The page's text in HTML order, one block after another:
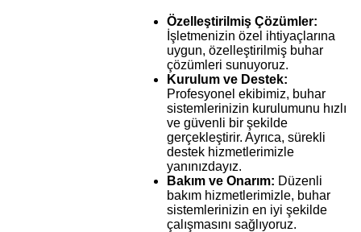
Özelleştirilmiş Çözümler:
İşletmenizin özel ihtiyaçlarına
uygun, özelleştirilmiş buhar
çözümleri sunuyoruz.
Kurulum ve Destek:
Profesyonel ekibimiz, buhar
sistemlerinizin kurulumunu hızlı
ve güvenli bir şekilde
gerçekleştirir. Ayrıca, sürekli
destek hizmetlerimizle
yanınızdayız.
Bakım ve Onarım: Düzenli
bakım hizmetlerimizle, buhar
sistemlerinizin en iyi şekilde
çalışmasını sağlıyoruz.